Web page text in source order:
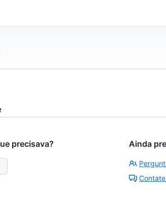
precisava? Ainda